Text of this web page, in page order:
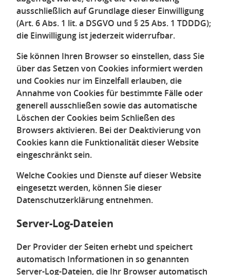
ausschließlich auf Grundlage dieser Einwilligung
(Art. 6 Abs. 1 lit. a DSGVO und § 25 Abs. 1 TDDDG);
die Einwilligung ist jederzeit widerrufbar.
Sie können Ihren Browser so einstellen, dass Sie
über das Setzen von Cookies informiert werden
und Cookies nur im Einzelfall erlauben, die
Annahme von Cookies für bestimmte Fälle oder
generell ausschließen sowie das automatische
Löschen der Cookies beim Schließen des
Browsers aktivieren. Bei der Deaktivierung von
Cookies kann die Funktionalität dieser Website
eingeschränkt sein.
Welche Cookies und Dienste auf dieser Website
eingesetzt werden, können Sie dieser
Datenschutzerklärung entnehmen.
Server-Log-Dateien
Der Provider der Seiten erhebt und speichert
automatisch Informationen in so genannten
Server-Log-Dateien, die Ihr Browser automatisch